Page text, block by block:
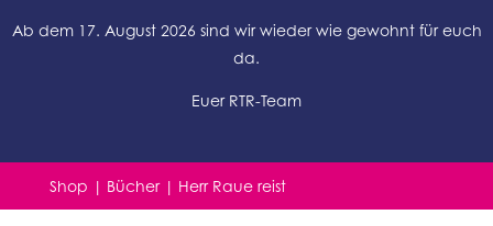
Ab dem 17. August 2026 sind wir wieder wie gewohnt für euch
da.
Euer RTR-Team
Shop | Bücher| Herr Raue reist